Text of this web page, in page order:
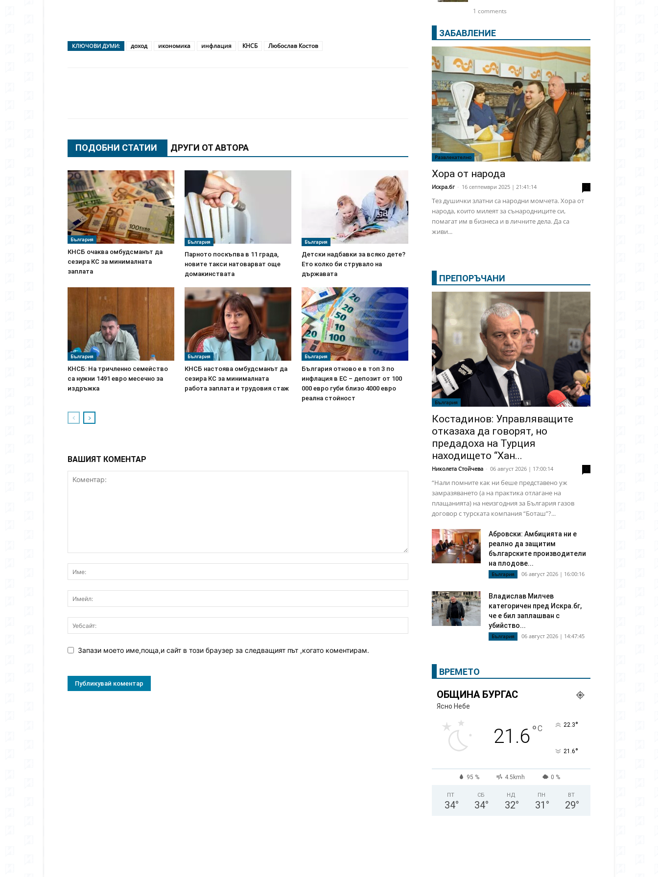
КЛЮЧОВИ ДУМИ: доход икономика инфлация КНСБ Любослав Костов
ПОДОБНИ СТАТИИ ДРУГИ ОТ АВТОРА
България
КНСБ очаква омбудсманът да
сезира КС за минималната
заплата
България
Парното поскъпва в 11 града,
новите такси натоварват още
домакинствата
България
Детски надбавки за всяко дете?
Ето колко би струвало на
държавата
България
КНСБ: На тричленно семейство
са нужни 1491 евро месечно за
издръжка
България
КНСБ настоява омбудсманът да
сезира КС за минималната
работа заплата и трудовия стаж
България
България отново е в топ 3 по
инфлация в ЕС – депозит от 100
000 евро губи близо 4000 евро
реална стойност
ВАШИЯТ КОМЕНТАР
Запази моето име,поща,и сайт в този браузер за следващият път ,когато коментирам.
1 comments
ЗАБАВЛЕНИЕ
Развлекателно
Хора от народа
Искра.бг - 16 септември 2025 | 21:41:14
Тез душички златни са народни момчета. Хора от
народа, които милеят за сънародниците си,
помагат им в бизнеса и в личните дела. Да са
живи...
ПРЕПОРЪЧАНИ
България
Костадинов: Управляващите
отказаха да говорят, но
предадоха на Турция
находището “Хан...
Николета Стойчева - 06 август 2026 | 17:00:14
“Нали помните как ни беше представено уж
замразяването (а на практика отлагане на
плащанията) на неизгодния за България газов
договор с турската компания “Боташ”?...
Абровски: Амбицията ни е
реално да защитим
българските производители
на плодове...
България 06 август 2026 | 16:00:16
Владислав Милчев
категоричен пред Искра.бг,
че е бил заплашван с
убийство...
България 06 август 2026 | 14:47:45
ВРЕМЕТО
ОБЩИНА БУРГАС
Ясно Небе
21.6°C 22.3°
21.6°
95 % 4.5kmh 0 %
ПТ
34°
СБ
34°
НД
32°
ПН
31 °
ВТ
29°